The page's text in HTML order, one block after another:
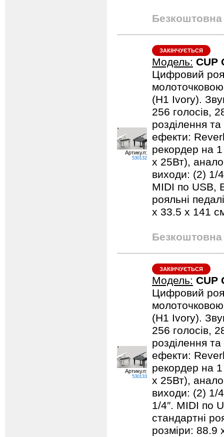
Безкоштовна
Артикул:
530132
ЗАКІНЧУЄТЬСЯ
Модель: CUP
Цифровий
молоточковою
(H1 Ivory).
256 голосів,
розділення
ефекти:
рекордер на
x 25Вт),
виходи: (2) 1/
MIDI по USB,
рояльні
х 33.5 х 141
Безкоштовна
Артикул:
530133
ЗАКІНЧУЄТЬСЯ
Модель: CUP
Цифровий
молоточковою
(H1 Ivory).
256 голосів,
розділення
ефекти:
рекордер на
x 25Вт),
виходи: (2) 1/
1/4″. MIDI по
стандартні
розміри: 88.9